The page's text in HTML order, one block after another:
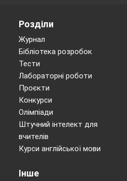
Розділи
Журнал
Бібліотека розробок
Тести
Лабораторні роботи
Проєкти
Конкурси
Олімпіади
Штучний інтелект для
вчителів
Курси англійської мови
Інше